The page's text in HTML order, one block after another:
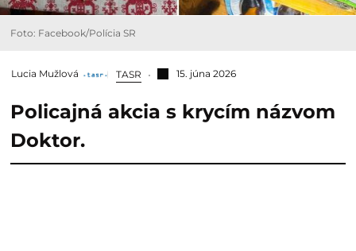
Foto: Facebook/Polícia SR
Lucia Mužlová TASR 15. júna 2026
Policajná akcia s krycím názvom
Doktor.